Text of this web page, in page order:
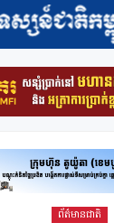
ព័ត៌មានជាតិ